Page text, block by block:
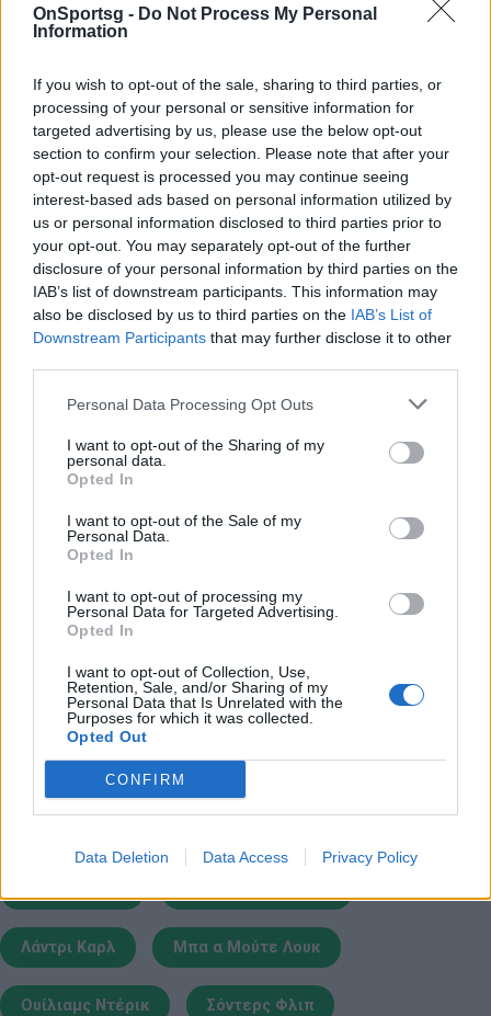
OnSportsg - Do Not Process My Personal
Information
If you wish to opt-out of the sale, sharing to third parties, or
processing of your personal or sensitive information for
targeted advertising by us, please use the below opt-out
section to confirm your selection. Please note that after your
opt-out request is processed you may continue seeing
interest-based ads based on personal information utilized by
us or personal information disclosed to third parties prior to
your opt-out. You may separately opt-out of the further
disclosure of your personal information by third parties on the
IAB’s list of downstream participants. This information may
also be disclosed by us to third parties on the IAB’s List of
Downstream Participants that may further disclose it to other
Personal Data Processing Opt Outs
I want to opt-out of the Sharing of my
personal data.
Opted In
I want to opt-out of the Sale of my
Personal Data.
Opted In
I want to opt-out of processing my
Personal Data for Targeted Advertising.
Opted In
I want to opt-out of Collection, Use,
Retention, Sale, and/or Sharing of my
Personal Data that Is Unrelated with the
Purposes for which it was collected.
Opted Out
CONFIRM
Data Deletion Data Access Privacy Policy
Γκόρτζι Ντιένγκ
Γκαρντ
Τάι Λόουσον
Ράντι Φόι
Νέιτ Ρόμπινσον
Εβάν Φουρνιέ
Αντρέ Μίλερ
Φόργουορντ
Κένεθ Φαρίντ
Ντανίλο Γκαλινάρι
Τζέι Τζέι Χίκσον
Ουίλσον Τσάντλερ
Κουίνσι Μίλερ
Ντάρελ Άρθουρ
Τζαβέιλ Μακ Γκι
Άντονι Ράντολφ
Παιχνίδι από παντού στη Novibet με το
νέο Mobile App
Λάντρι Καρλ Μπα α Μούτε Λουκ
Ουίλιαμς Ντέρικ Σόντερς Φλιπ